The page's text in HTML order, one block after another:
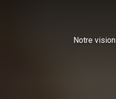
Notre vision